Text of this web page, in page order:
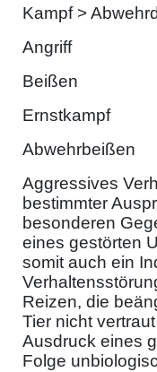
Kampf >
Angriff
Beißen
Ernstkampf
Abwehrbeißen
Aggressives
bestimmter
besonderen
eines gestörten
somit auch ein
Reizen, die
Tier nicht
Ausdruck eines
Folge